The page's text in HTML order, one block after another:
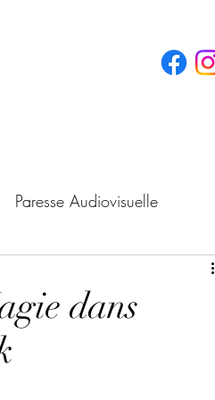
Paresse Audiovisuelle
Folie Lycéenne
dans